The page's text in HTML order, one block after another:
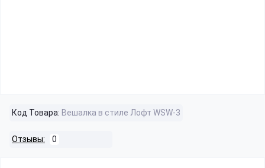
Код Товара: Вешалка в стиле Лофт WSW-3
Отзывы: 0